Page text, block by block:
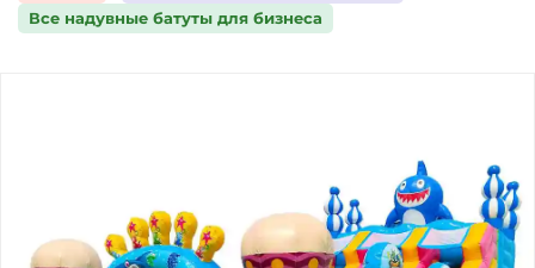
Все надувные батуты для бизнеса